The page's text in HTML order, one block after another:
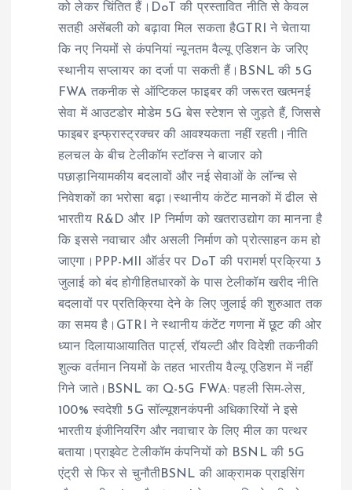
को लेकर चिंतित हैं।DoT की प्रस्तावित नीति से केवल
सतही असेंबली को बढ़ावा मिल सकता हैGTRI ने चेताया
कि नए नियमों से कंपनियां न्यूनतम वैल्यू एडिशन के जरिए
स्थानीय सप्लायर का दर्जा पा सकती हैं।BSNL की 5G
FWA तकनीक से ऑप्टिकल फाइबर की जरूरत खत्मनई
सेवा में आउटडोर मोडेम 5G बेस स्टेशन से जुड़ते हैं, जिससे
फाइबर इन्फ्रास्ट्रक्चर की आवश्यकता नहीं रहती।नीति
हलचल के बीच टेलीकॉम स्टॉक्स ने बाजार को
पछाड़ानियामकीय बदलावों और नई सेवाओं के लॉन्च से
निवेशकों का भरोसा बढ़ा।स्थानीय कंटेंट मानकों में ढील से
भारतीय R&D और IP निर्माण को खतराउद्योग का मानना है
कि इससे नवाचार और असली निर्माण को प्रोत्साहन कम हो
जाएगा।PPP-MII ऑर्डर पर DoT की परामर्श प्रक्रिया 3
जुलाई को बंद होगीहितधारकों के पास टेलीकॉम खरीद नीति
बदलावों पर प्रतिक्रिया देने के लिए जुलाई की शुरुआत तक
का समय है।GTRI ने स्थानीय कंटेंट गणना में छूट की ओर
ध्यान दिलायाआयातित पार्ट्स, रॉयल्टी और विदेशी तकनीकी
शुल्क वर्तमान नियमों के तहत भारतीय वैल्यू एडिशन में नहीं
गिने जाते।BSNL का Q-5G FWA: पहली सिम-लेस,
100% स्वदेशी 5G सॉल्यूशनकंपनी अधिकारियों ने इसे
भारतीय इंजीनियरिंग और नवाचार के लिए मील का पत्थर
बताया।प्राइवेट टेलीकॉम कंपनियों को BSNL की 5G
एंट्री से फिर से चुनौतीBSNL की आक्रामक प्राइसिंग